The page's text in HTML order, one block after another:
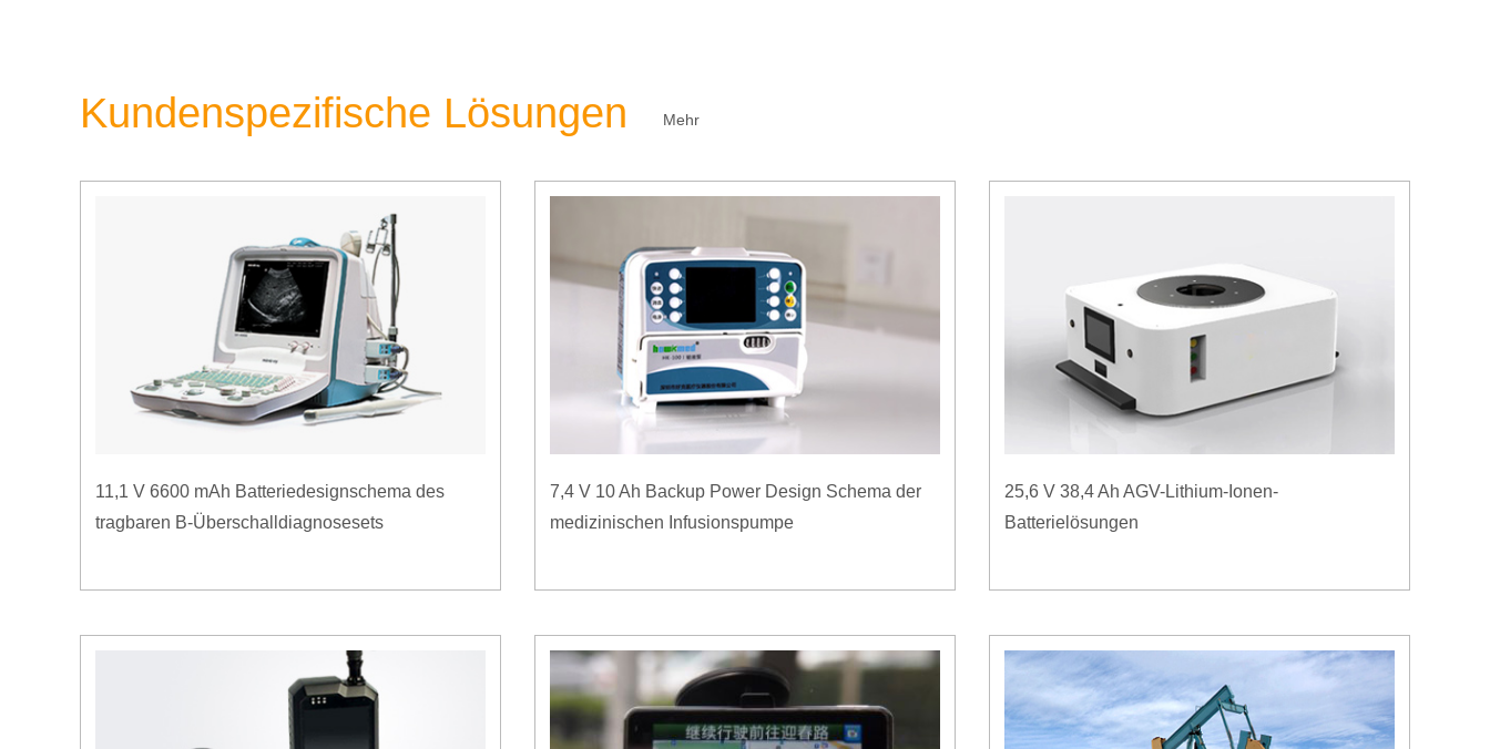
Kundenspezifische Lösungen Mehr
11,1 V 6600 mAh Batteriedesignschema des
tragbaren B-Überschalldiagnosesets
7,4 V 10 Ah Backup Power Design Schema der
medizinischen Infusionspumpe
25,6 V 38,4 Ah AGV-Lithium-Ionen-
Batterielösungen